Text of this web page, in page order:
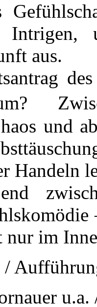
Intrigen,
aus.
und
Handeln
nur im
/
u.a.